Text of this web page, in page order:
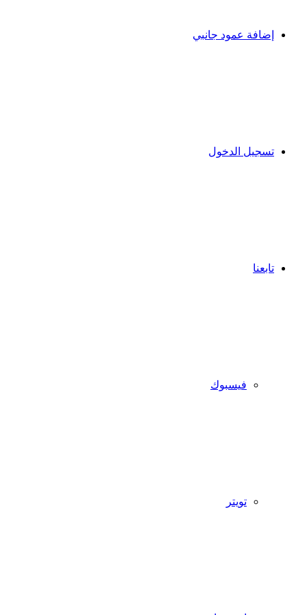
إضافة عمود جانبي
تسجيل الدخول
تابعنا
فيسبوك
تويتر